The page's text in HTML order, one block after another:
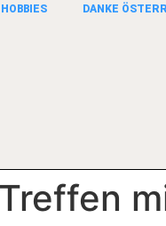
DANKE